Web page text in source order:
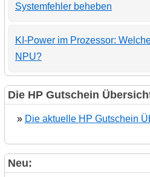
Systemfehler beheben
KI-Power im Prozessor:
NPU?
Die HP Gutschein
» Die aktuelle HP Gutschein
Neu: